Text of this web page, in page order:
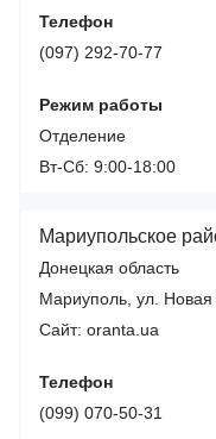
Телефон
(097) 292-70-77
Режим работы
Отделение
Вт-Сб: 9:00-18:00
Мариупольское
Донецкая область
Мариуполь, ул. Новая
Сайт: oranta.ua
Телефон
(099) 070-50-31